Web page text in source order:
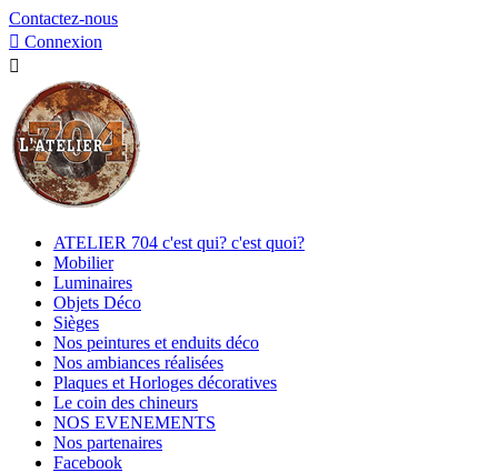
Contactez-nous
 Connexion

ATELIER 704 c'est qui? c'est quoi?
Mobilier
Luminaires
Objets Déco
Sièges
Nos peintures et enduits déco
Nos ambiances réalisées
Plaques et Horloges décoratives
Le coin des chineurs
NOS EVENEMENTS
Nos partenaires
Facebook